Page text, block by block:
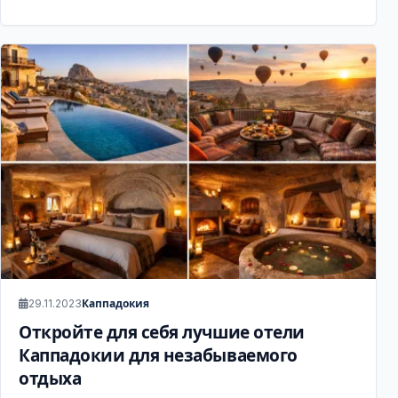
29.11.2023Каппадокия
Откройте для себя лучшие отели
Каппадокии для незабываемого
отдыха